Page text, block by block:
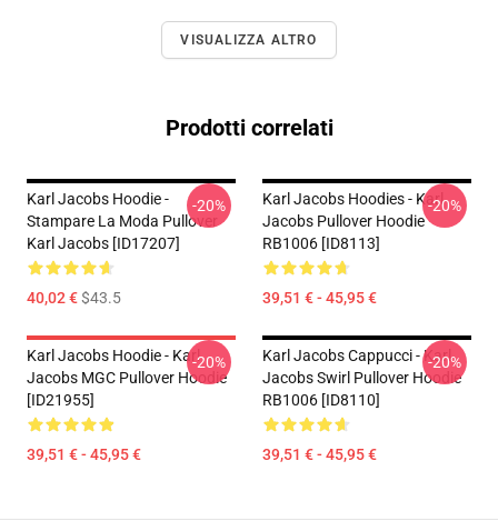
VISUALIZZA ALTRO
Prodotti correlati
Karl Jacobs Hoodie -
Stampare La Moda Pullover
Karl Jacobs [ID17207]
40,02 €$43.5
-20%
Karl Jacobs Hoodies - Karl
Jacobs Pullover Hoodie
RB1006 [ID8113]
39,51 € - 45,95 €
-20%
Karl Jacobs Hoodie - Karl
Jacobs MGC Pullover Hoodie
[ID21955]
39,51 € - 45,95 €
-20%
Karl Jacobs Cappucci - Karl
Jacobs Swirl Pullover Hoodie
RB1006 [ID8110]
39,51 € - 45,95 €
-20%